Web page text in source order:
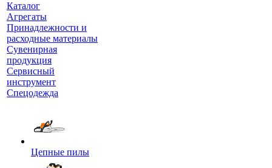
Каталог
Агрегаты
Принадлежности и
расходные материалы
Сувенирная
продукция
Сервисный
инструмент
Спецодежда
Цепные пилы